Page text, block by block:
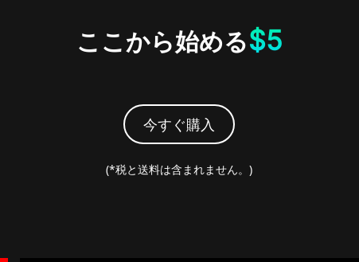
ここから始める$5
今すぐ購入
(*税と送料は含まれません。 )